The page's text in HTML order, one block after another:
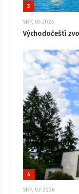
3
SRP, 05 2026
Východočeští
4
SRP, 03 2026